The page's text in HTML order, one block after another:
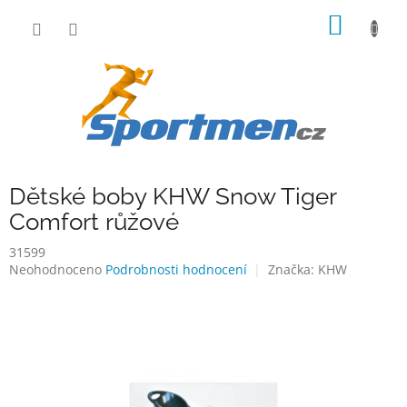
Dětské boby KHW Snow Tiger
Comfort růžové
31599
Průměrné
Neohodnoceno Podrobnosti hodnocení Značka: KHW